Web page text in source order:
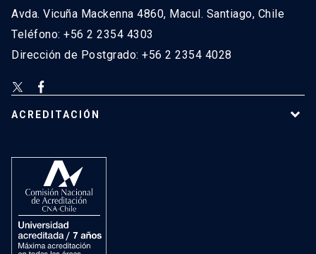
Avda. Vicuña Mackenna 4860, Macul. Santiago, Chile
Teléfono: +56 2 2354 4303
Dirección de Postgrado: +56 2 2354 4028
ACREDITACIÓN